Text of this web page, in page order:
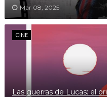
Mar 08, 2025
CINE
Las guerras de Lucas: el